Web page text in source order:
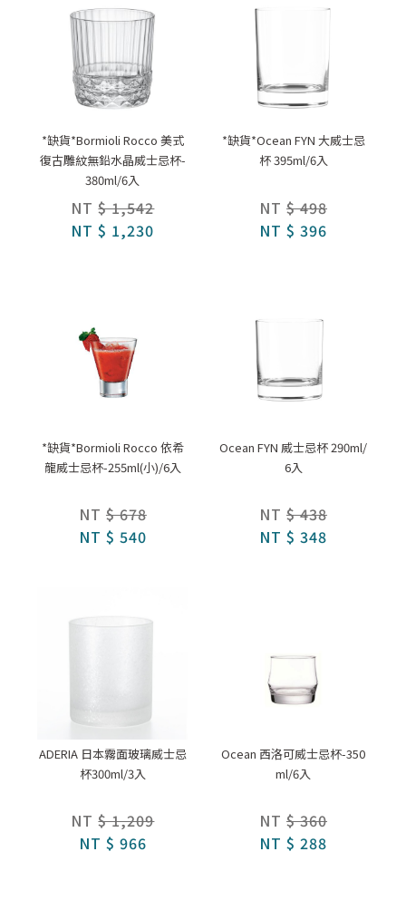
*缺貨*Bormioli Rocco 美式
復古雕紋無鉛水晶威士忌杯-
380ml/6入
NT $ 1,542
NT $ 1,230
*缺貨*Ocean FYN 大威士忌
杯 395ml/6入
NT $ 498
NT $ 396
*缺貨*Bormioli Rocco 依希
龍威士忌杯-255ml(小)/6入
NT $ 678
NT $ 540
Ocean FYN 威士忌杯 290ml/
6入
NT $ 438
NT $ 348
ADERIA 日本霧面玻璃威士忌
杯300ml/3入
NT $ 1,209
NT $ 966
Ocean 西洛可威士忌杯-350
ml/6入
NT $ 360
NT $ 288